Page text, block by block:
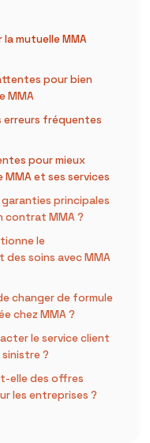
mutuelle MMA
pour bien
MMA
erreurs fréquentes
pour mieux
et ses services
garanties principales
contrat MMA ?
le
des soins avec MMA
changer de formule
chez MMA ?
le service client
sinistre ?
elle des offres
les entreprises ?